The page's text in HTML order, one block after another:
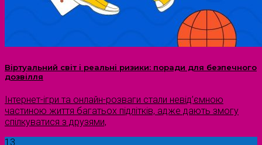
Віртуальний світ і реальні ризики: поради для безпечного
дозвілля
Інтернет-ігри та онлайн-розваги стали невід’ємною
частиною життя багатьох підлітків, адже дають змогу
спілкуватися з друзями,
13